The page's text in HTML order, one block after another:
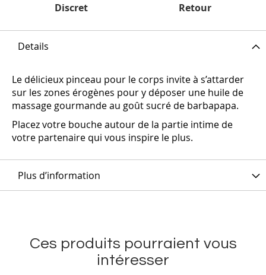
Discret
Retour
Details
Le délicieux pinceau pour le corps invite à s’attarder
sur les zones érogènes pour y déposer une huile de
massage gourmande au goût sucré de barbapapa.
Placez votre bouche autour de la partie intime de
votre partenaire qui vous inspire le plus.
Plus d’information
Ces produits pourraient vous
intéresser